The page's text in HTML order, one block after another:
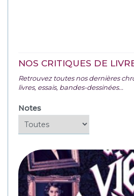
NOS CRITIQUES DE
Retrouvez toutes nos dernières
livres, essais, bandes-dessinées...
Notes